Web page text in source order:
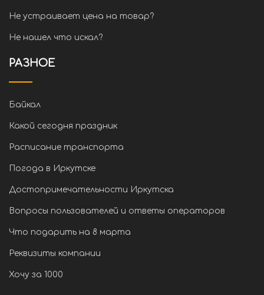
Не устраивает цена на товар?
Не нашел что искал?
РАЗНОЕ
Байкал
Какой сегодня праздник
Расписание транспорта
Погода в Иркутске
Достопримечательности Иркутска
Вопросы пользователей и ответы операторов
Что подарить на 8 марта
Реквизиты компании
Хочу за 1000